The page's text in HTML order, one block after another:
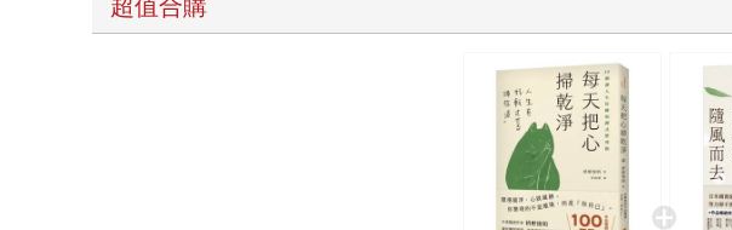
超值合購